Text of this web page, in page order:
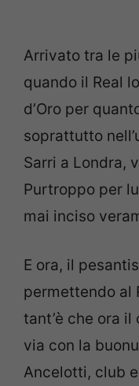
Arrivato tra le
quando il Real
d’Oro per
soprattutto
Sarri a Londra,
Purtroppo per
mai inciso
E ora, il
permettendo al
tant’è che ora
via con la
Ancelotti, club